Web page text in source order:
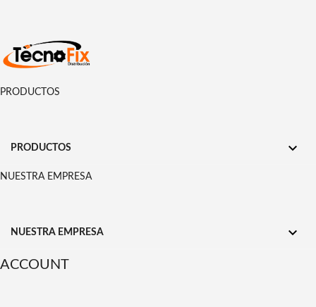
PRODUCTOS
PRODUCTOS 
NUESTRA EMPRESA
NUESTRA EMPRESA 
ACCOUNT